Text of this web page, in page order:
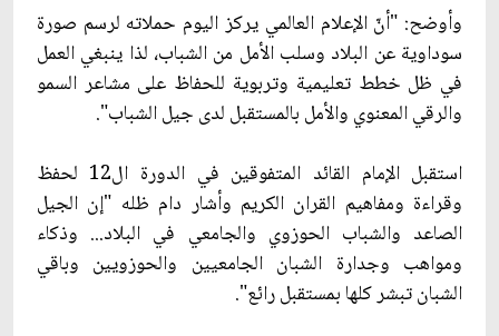
وأوضح: "أنّ الإعلام العالمي يركز اليوم حملاته لرسم صورة
سوداوية عن البلاد وسلب الأمل من الشباب، لذا ينبغي العمل
في ظل خطط تعليمية وتربوية للحفاظ على مشاعر السمو
والرقي المعنوي والأمل بالمستقبل لدى جيل الشباب".
استقبل الإمام القائد المتفوقين في الدورة ال12 لحفظ
وقراءة ومفاهيم القران الكريم وأشار دام ظله "إن الجيل
الصاعد والشباب الحوزوي والجامعي في البلاد... وذكاء
ومواهب وجدارة الشبان الجامعيين والحوزويين وباقي
الشبان تبشر كلها بمستقبل رائع".